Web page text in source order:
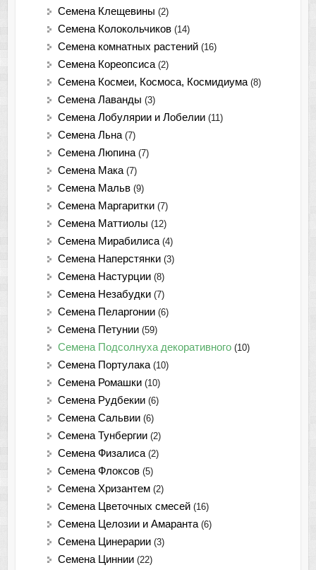
Семена Клещевины (2)
Семена Колокольчиков (14)
Семена комнатных растений (16)
Семена Кореопсиса (2)
Семена Космеи, Космоса, Космидиума (8)
Семена Лаванды (3)
Семена Лобулярии и Лобелии (11)
Семена Льна (7)
Семена Люпина (7)
Семена Мака (7)
Семена Мальв (9)
Семена Маргаритки (7)
Семена Маттиолы (12)
Семена Мирабилиса (4)
Семена Наперстянки (3)
Семена Настурции (8)
Семена Незабудки (7)
Семена Пеларгонии (6)
Семена Петунии (59)
Семена Подсолнуха декоративного (10)
Семена Портулака (10)
Семена Ромашки (10)
Семена Рудбекии (6)
Семена Сальвии (6)
Семена Тунбергии (2)
Семена Физалиса (2)
Семена Флоксов (5)
Семена Хризантем (2)
Семена Цветочных смесей (16)
Семена Целозии и Амаранта (6)
Семена Цинерарии (3)
Семена Циннии (22)